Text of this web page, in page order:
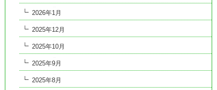
2026年1月
2025年12月
2025年10月
2025年9月
2025年8月